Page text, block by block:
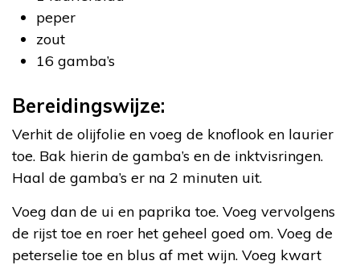
peper
zout
16 gamba’s
Bereidingswijze:
Verhit de olijfolie en voeg de knoflook en laurier
toe. Bak hierin de gamba’s en de inktvisringen.
Haal de gamba’s er na 2 minuten uit.
Voeg dan de ui en paprika toe. Voeg vervolgens
de rijst toe en roer het geheel goed om. Voeg de
peterselie toe en blus af met wijn. Voeg kwart